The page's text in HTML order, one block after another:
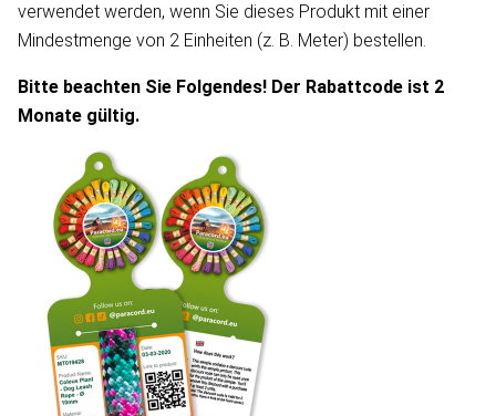
verwendet werden, wenn Sie dieses Produkt mit einer
Mindestmenge von 2 Einheiten (z. B. Meter) bestellen.
Bitte beachten Sie Folgendes! Der Rabattcode ist 2
Monate gültig.